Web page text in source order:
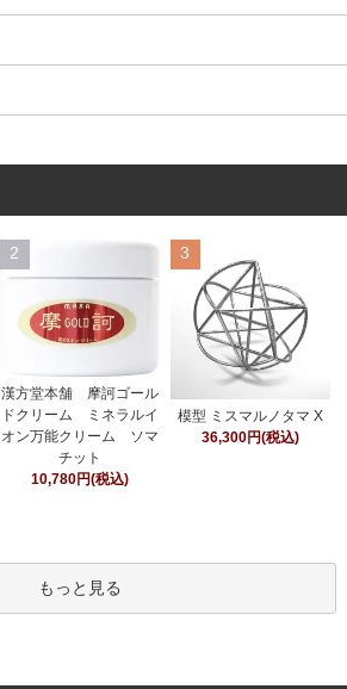
2
漢方堂本舗 摩訶ゴール
ドクリーム ミネラルイ
オン万能クリーム ソマ
チット
10,780円(税込)
3
模型 ミスマルノタマ X
36,300円(税込)
もっと見る